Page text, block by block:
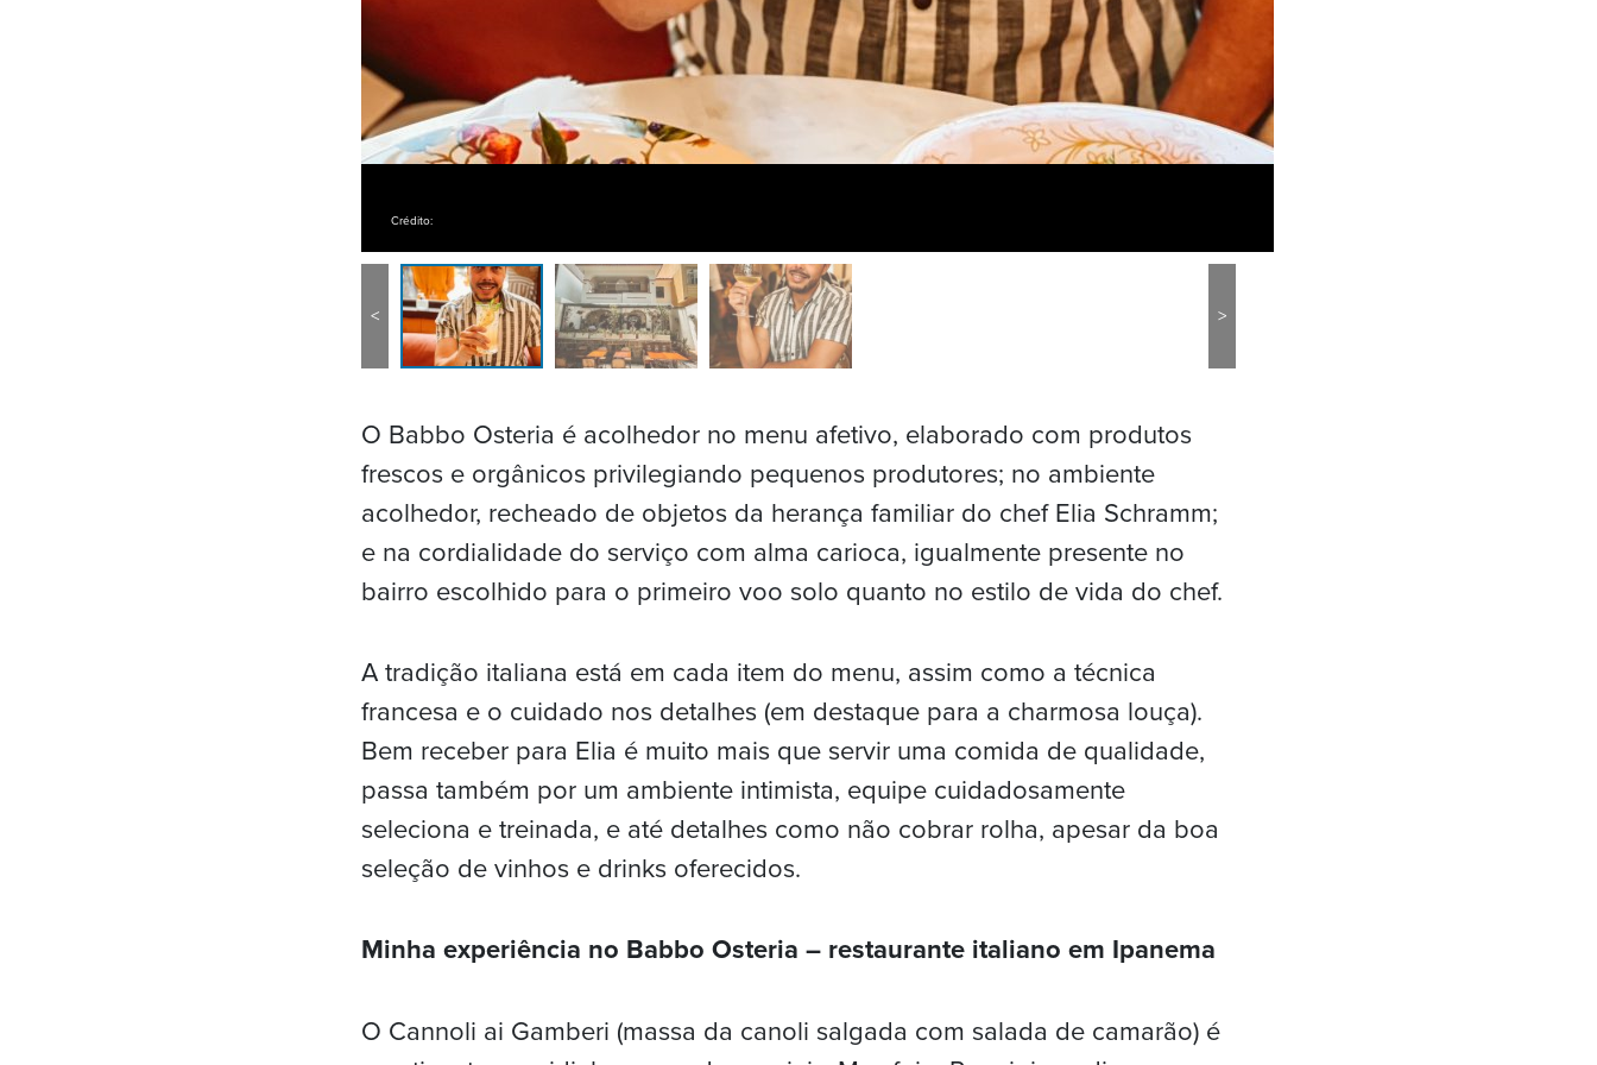
Crédito:
< >
O Babbo Osteria é acolhedor no menu afetivo, elaborado com produtos
frescos e orgânicos privilegiando pequenos produtores; no ambiente
acolhedor, recheado de objetos da herança familiar do chef Elia Schramm;
e na cordialidade do serviço com alma carioca, igualmente presente no
bairro escolhido para o primeiro voo solo quanto no estilo de vida do chef.
A tradição italiana está em cada item do menu, assim como a técnica
francesa e o cuidado nos detalhes (em destaque para a charmosa louça).
Bem receber para Elia é muito mais que servir uma comida de qualidade,
passa também por um ambiente intimista, equipe cuidadosamente
seleciona e treinada, e até detalhes como não cobrar rolha, apesar da boa
seleção de vinhos e drinks oferecidos.
Minha experiência no Babbo Osteria – restaurante italiano em Ipanema
O Cannoli ai Gamberi (massa da canoli salgada com salada de camarão) é